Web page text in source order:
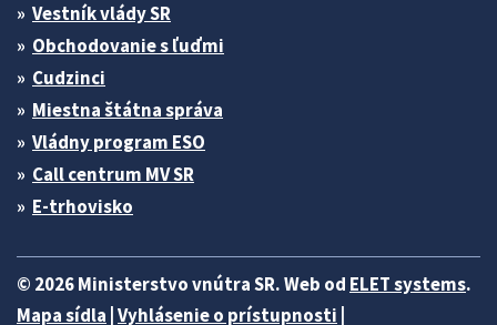
Vestník vlády SR
Obchodovanie s ľuďmi
Cudzinci
Miestna štátna správa
Vládny program ESO
Call centrum MV SR
E-trhovisko
© 2026 Ministerstvo vnútra SR. Web od ELET systems.
Mapa sídla Vyhlásenie o prístupnosti